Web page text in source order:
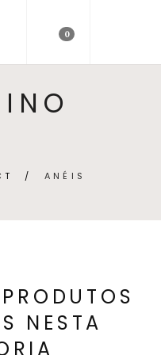
0
/ ANÉIS
NESTA